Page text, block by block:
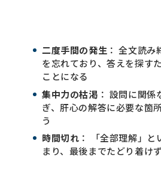
二度手間の発生 ： 全文読
を忘れており、答えを探す
ことになる
集中力の枯渇 ： 設問に関
ぎ、肝心の解答に必要な箇
う
時間切れ ： 「全部理解」
まり、最後までたどり着け